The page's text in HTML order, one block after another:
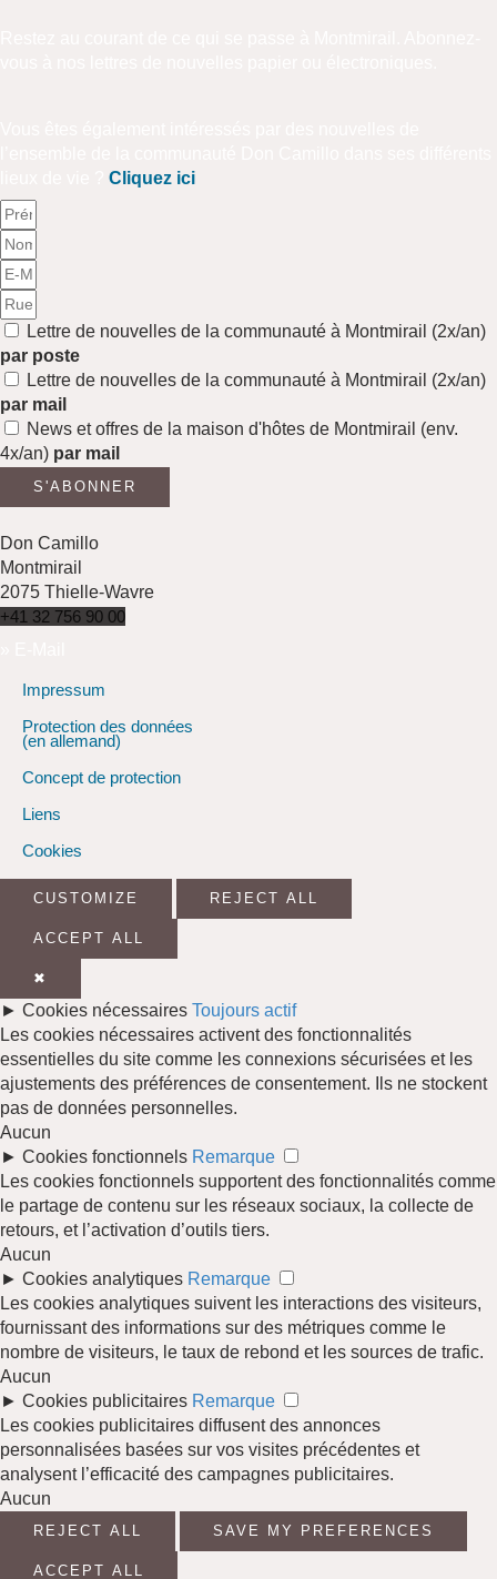
Cliquez ici
Prénom
Nom
E-
Mail
Adresse
AboLettre de nouvelles de la communauté à Montmirail (2x/an)
par poste
Lettre de nouvelles de la communauté à Montmirail (2x/an)
par mail
News et offres de la maison d'hôtes de Montmirail (env.
4x/an) par mail
S'ABONNER
Don Camillo
Montmirail
2075 Thielle-Wavre
+41 32 756 90 00
Impressum
Protection des données
(en allemand)
Concept de protection
Liens
Cookies
Facebook
Youtube
Instagram
CUSTOMIZE REJECT ALL
ACCEPT ALL
✖
► Cookies nécessaires Toujours actif
Les cookies nécessaires activent des fonctionnalités
essentielles du site comme les connexions sécurisées et les
ajustements des préférences de consentement. Ils ne stockent
pas de données personnelles.
Aucun
► Cookies fonctionnels Remarque
Les cookies fonctionnels supportent des fonctionnalités comme
le partage de contenu sur les réseaux sociaux, la collecte de
retours, et l’activation d’outils tiers.
Aucun
► Cookies analytiques Remarque
Les cookies analytiques suivent les interactions des visiteurs,
fournissant des informations sur des métriques comme le
nombre de visiteurs, le taux de rebond et les sources de trafic.
Aucun
► Cookies publicitaires Remarque
Les cookies publicitaires diffusent des annonces
personnalisées basées sur vos visites précédentes et
analysent l’efficacité des campagnes publicitaires.
Aucun
REJECT ALL SAVE MY PREFERENCES
ACCEPT ALL